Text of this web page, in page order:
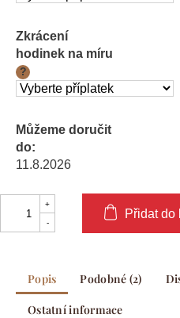
Zkrácení
hodinek na míru
?
Můžeme doručit
do:
11.8.2026
Přidat do
Popis Podobné (2)
Ostatní informace